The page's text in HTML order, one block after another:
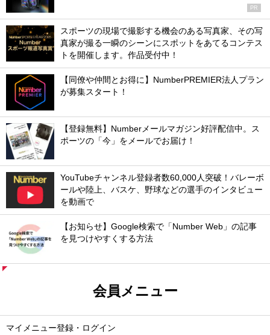
PR
スポーツの現場で撮影する機会のある写真家、その写
真家が撮る一瞬のシーンにスポットをあてるコンテス
トを開催します。作品受付中！
【同僚や仲間とお得に】NumberPREMIER法人プラン
が募集スタート！
【登録無料】Numberメールマガジン好評配信中。ス
ポーツの「今」をメールでお届け！
YouTubeチャンネル登録者数60,000人突破！バレーボ
ールや陸上、バスケ、野球などの選手のインタビュー
を動画で
【お知らせ】Google検索で「Number Web」の記事
を見つけやすくする方法
会員メニュー
マイメニュー登録・ログイン